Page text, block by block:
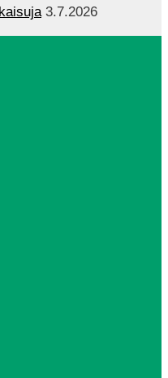
3.7.2026